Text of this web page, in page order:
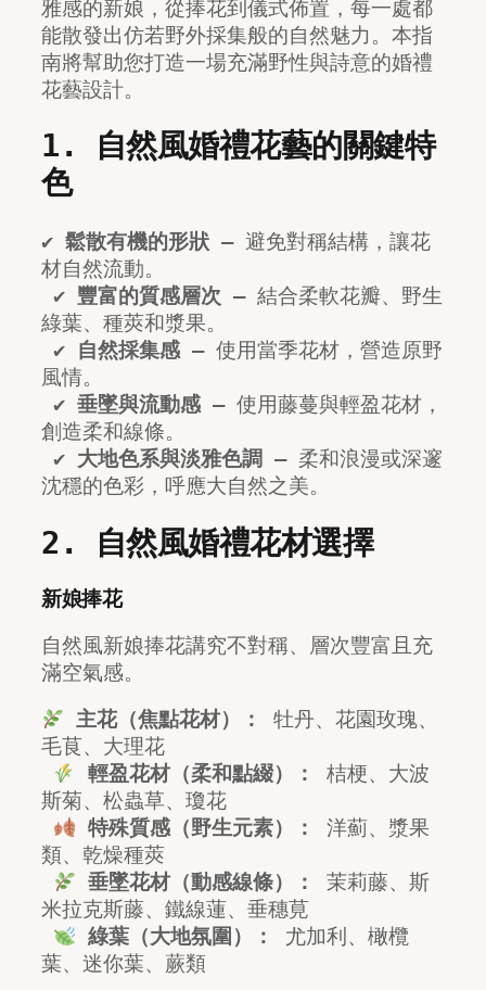
雅感的新娘，從捧花到儀式佈置，每一處都
能散發出仿若野外採集般的自然魅力。本指
南將幫助您打造一場充滿野性與詩意的婚禮
花藝設計。
1. 自然風婚禮花藝的關鍵特
色
✔ 鬆散有機的形狀 – 避免對稱結構，讓花
材自然流動。
✔ 豐富的質感層次 – 結合柔軟花瓣、野生
綠葉、種莢和漿果。
✔ 自然採集感 – 使用當季花材，營造原野
風情。
✔ 垂墜與流動感 – 使用藤蔓與輕盈花材，
創造柔和線條。
✔ 大地色系與淡雅色調 – 柔和浪漫或深邃
沈穩的色彩，呼應大自然之美。
2. 自然風婚禮花材選擇
新娘捧花
自然風新娘捧花講究不對稱、層次豐富且充
滿空氣感。
主花（焦點花材）：
牡丹、花園玫瑰、
毛茛、大理花
輕盈花材（柔和點綴）：
桔梗、大波
斯菊、松蟲草、瓊花
特殊質感（野生元素）：
洋薊、漿果
類、乾燥種莢
垂墜花材（動感線條）：
茉莉藤、斯
米拉克斯藤、鐵線蓮、垂穗莧
綠葉（大地氛圍）：
尤加利、橄欖
葉、迷你葉、蕨類